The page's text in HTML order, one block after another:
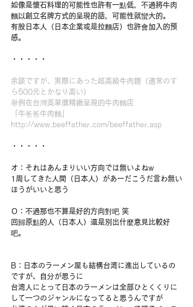
如像是懷石料理的可能性也許有一點低，不過將牛肉
麵以創立名牌方式的呈現的話，可能性就蠻大的。
有股日本人（日本企業或是拉麵店）也許會加入的預
感。
・・・・・
余談ですが、実際にあった超高級牛肉麺（通常のす
ら500元とかなり高い）
舉例在台灣高單價精緻呈現的牛肉麵店
「牛爸爸牛肉麵」
http://www.beeffather.com/beeffather.asp
・・・・・
オ：それはあんまりいい方向では無いよねw
1周してきた人間（日本人）があーだこうだ言わ無い
ほうがいいと思う
Ｏ：不過那也不算是好的方向對吧 笑
回歸原點的人（日本人）還是別出什麼意見比較好
吧。
B：日本のラーメン屋も結構台湾に進出しているの
ですが、自分が思うに
台湾人にとって日本のラーメンは全部ひとくくりに
して一つのジャンルになってると思うんですが